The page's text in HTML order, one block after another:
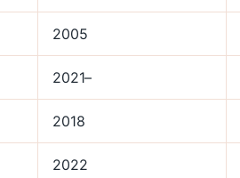
2005
2021–
2018
2022